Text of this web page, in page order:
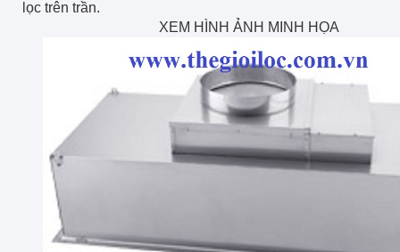
lọc trên trần.
XEM HÌNH ẢNH MINH HỌA